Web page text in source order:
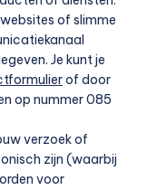
of slimme
Je kunt je
of door
op nummer 085
verzoek of
zijn (waarbij
voor